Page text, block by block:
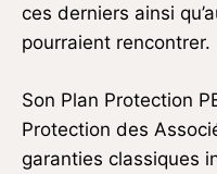
ces derniers ainsi
pourraient rencontrer.
Son Plan Protection
Protection des
garanties classiques